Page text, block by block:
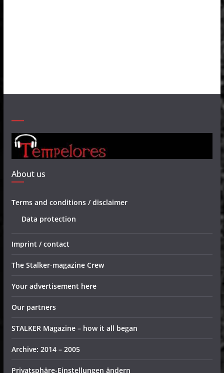
About us
Terms and conditions / disclaimer
Data protection
Imprint / contact
The Stalker-magazine Crew
Your advertisement here
Our partners
STALKER Magazine – how it all began
Archive: 2014 – 2005
Privatsphäre-Einstellungen ändern